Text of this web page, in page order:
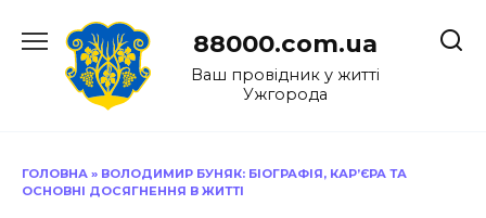
до
88000.com.ua
Ваш провідник у житті
Ужгорода
ГОЛОВНА » ВОЛОДИМИР БУНЯК: БІОГРАФІЯ, КАР’ЄРА ТА
ОСНОВНІ ДОСЯГНЕННЯ В ЖИТТІ